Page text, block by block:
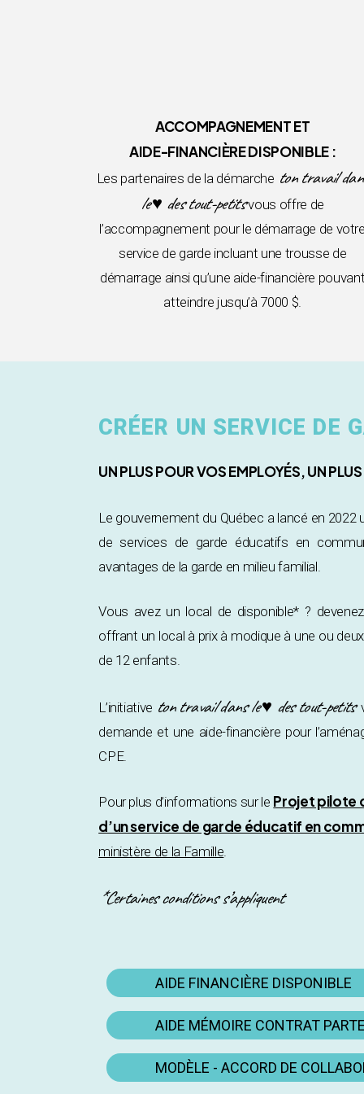
ACCOMPAGNEMENT ET
AIDE-FINANCIÈRE DISPONIBLE :
Les partenaires de la démarche ton travail
le ♥ des tout-petitsvous offre de
l’accompagnement pour le démarrage de
service de garde incluant une trousse de
démarrage ainsi qu’une aide-financière
atteindre jusqu’à 7000 $.
CRÉER UN SERVICE DE
UN PLUS POUR VOS EMPLOYÉS, UN
Le gouvernement du Québec a lancé en
de services de garde éducatifs en
avantages de la garde en milieu familial.
Vous avez un local de disponible* ?
offrant un local à prix à modique à une ou
de 12 enfants.
L’initiative ton travail dans le ♥ des tout-petits
demande et une aide-financière pour
CPE.
Pour plus d’informations sur le Projet pilote
d’un service de garde éducatif en
ministère de la Famille.
*Certaines conditions s’appliquent
AIDE FINANCIÈRE DISPONIBLE
AIDE MÉMOIRE CONTRAT
MODÈLE - ACCORD DE